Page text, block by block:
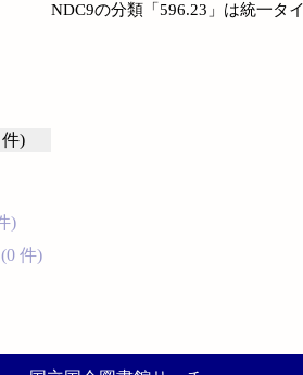
)
)
件)
NDC9の分類「596.23」は統一タ